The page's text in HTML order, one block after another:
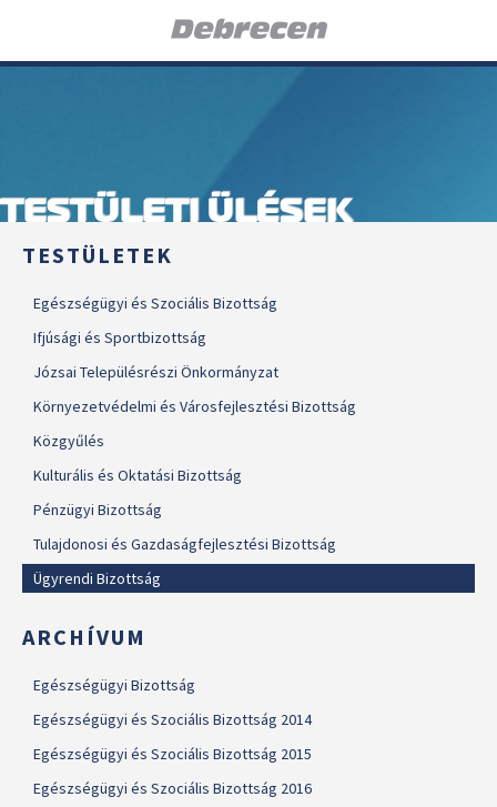
TESTÜLETI ÜLÉSEK
TESTÜLETEK
Egészségügyi és Szociális Bizottság
Ifjúsági és Sportbizottság
Józsai Településrészi Önkormányzat
Környezetvédelmi és Városfejlesztési Bizottság
Közgyűlés
Kulturális és Oktatási Bizottság
Pénzügyi Bizottság
Tulajdonosi és Gazdaságfejlesztési Bizottság
Ügyrendi Bizottság
ARCHÍVUM
Egészségügyi Bizottság
Egészségügyi és Szociális Bizottság 2014
Egészségügyi és Szociális Bizottság 2015
Egészségügyi és Szociális Bizottság 2016